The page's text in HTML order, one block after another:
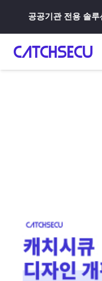
공공기관 전용 솔